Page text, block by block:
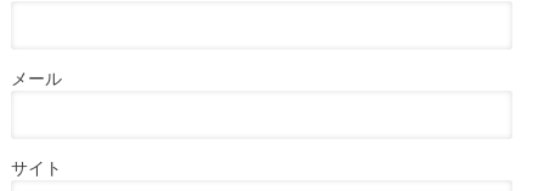
メール
サイト